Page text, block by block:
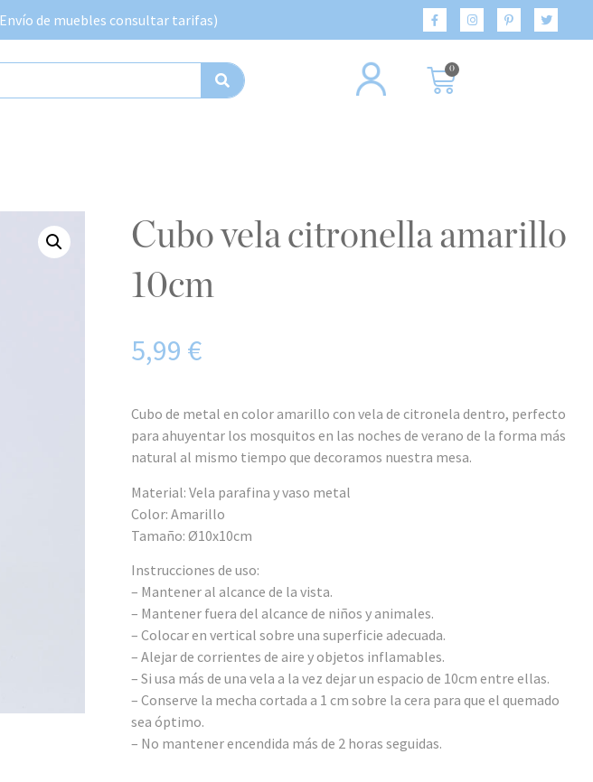
de muebles consultar tarifas)
0
cubo vela citronella amarillo
10cm
5,99 €
Cubo de metal en color amarillo con vela de citronela dentro, perfecto
para ahuyentar los mosquitos en las noches de verano de la forma más
natural al mismo tiempo que decoramos nuestra mesa.
Material: Vela parafina y vaso metal
Color: Amarillo
Tamaño: Ø10x10cm
Instrucciones de uso:
– Mantener al alcance de la vista.
– Mantener fuera del alcance de niños y animales.
– Colocar en vertical sobre una superficie adecuada.
– Alejar de corrientes de aire y objetos inflamables.
– Si usa más de una vela a la vez dejar un espacio de 10cm entre ellas.
– Conserve la mecha cortada a 1 cm sobre la cera para que el quemado
sea óptimo.
– No mantener encendida más de 2 horas seguidas.